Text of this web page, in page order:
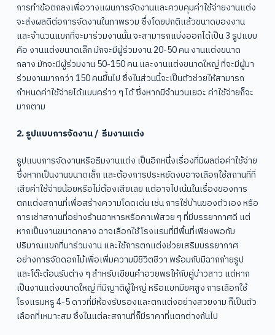
การทำข้อตกลงเพื่อวางแผนการจัดงานและควบคุมค่าใช้จ่ายงานแต่ง
จะส่งผลดีต่อการจัดงานในภาพรวม ซึ่งโดยปกติแล้วขนาดของงาน
และจำนวนแขกที่จะมาร่วมงานนั้น จะสามารถแบ่งออกได้เป็น 3 รูปแบบ
คือ งานแต่งขนาดเล็ก มักจะมีผู้ร่วมงาน 20-50 คน งานแต่งขนาด
กลาง มักจะมีผู้ร่วมงาน 50-150 คน และงานแต่งขนาดใหญ่ ที่จะมีผู้มา
ร่วมงานมากกว่า 150 คนขึ้นไป ซึ่งในส่วนนี้จะเป็นตัวช่วยให้สามารถ
กำหนดค่าใช้จ่ายได้แบบคร่าว ๆ ได้ ซึ่งหากมีจำนวนเยอะ ค่าใช้จ่ายก็จะ
มากตาม
2. รูปแบบการจัดงาน / ธีมงานแต่ง
รูปแบบการจัดงานหรือธีมงานแต่ง เป็นอีกหนึ่งเรื่องที่มีผลต่อค่าใช้จ่าย
ซึ่งหากเป็นงานขนาดเล็ก และต้องการประหยัดงบอาจเลือกใช้สถานที่ที่
เสียค่าใช้จ่ายน้อยหรือไม่ต้องเสียเลย แต่อาจไปเน้นในเรื่องของการ
ตกแต่งสถานที่เพื่อสร้างความโดดเด่น เช่น การใช้บ้านของตัวเอง หรือ
การเช่าสถานที่อย่างร้านอาหารหรือคาเฟ่สวย ๆ ที่มีบรรยากาศดี แต่
หากเป็นงานขนาดกลาง อาจเลือกใช้โรงแรมที่มีพื้นที่เพียงพอกับ
ปริมาณแขกที่มาร่วมงาน และใช้การตกแต่งช่วยเสริมบรรยากาศ
อย่างการจัดดอกไม้เพื่อเพิ่มความมีชีวิตชีวา พร้อมกับมีฉากถ่ายรูป
และโต๊ะต้อนรับต่าง ๆ สำหรับเขียนคำอวยพรให้กับคู่บ่าวสาว แต่หาก
เป็นงานแต่งขนาดใหญ่ ที่มีญาติผู้ใหญ่ หรือแขกมียศสูง การเลือกใช้
โรงแรมหรู 4-5 ดาวที่มีห้องรับรองและตกแต่งอย่างสวยงาม ก็เป็นตัว
เลือกที่เหมาะสม ซึ่งในแต่ละสถานที่ก็มีราคาที่แตกต่างกันไป